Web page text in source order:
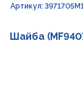
Артикул:
Шайба